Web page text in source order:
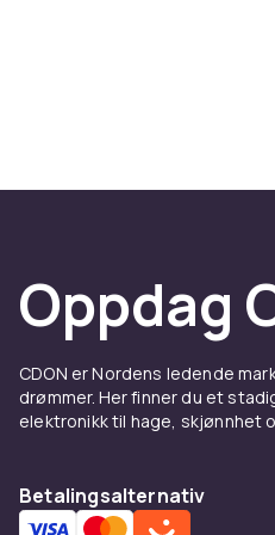
Oppdag
CDON er Nordens ledende
drømmer. Her finner du et
elektronikk til hage, skjønnhet
Betalingsalternativ